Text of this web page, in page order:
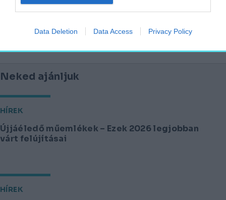
Data Deletion Data Access Privacy Policy
Fotó: Wikipedia
felújítás Budapest városháza főváros
Neked ajánljuk
HÍREK
Újjáéledő műemlékek – Ezek 2026 legjobban
várt felújításai
HÍREK